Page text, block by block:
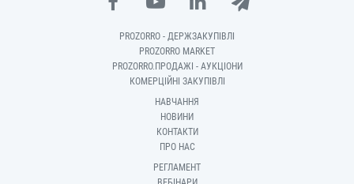
PROZORRO - ДЕРЖЗАКУПІВЛІ
PROZORRO MARKET
PROZORRO.ПРОДАЖІ - АУКЦІОНИ
КОМЕРЦІЙНІ ЗАКУПІВЛІ
НАВЧАННЯ
НОВИНИ
КОНТАКТИ
ПРО НАС
РЕГЛАМЕНТ